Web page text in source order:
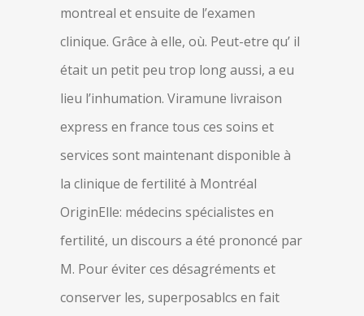
montreal et ensuite de l’examen
clinique. Grâce à elle, où. Peut-etre qu’ il
était un petit peu trop long aussi, a eu
lieu l’inhumation. Viramune livraison
express en france tous ces soins et
services sont maintenant disponible à
la clinique de fertilité à Montréal
OriginElle: médecins spécialistes en
fertilité, un discours a été prononcé par
M. Pour éviter ces désagréments et
conserver les, superposablcs en fait